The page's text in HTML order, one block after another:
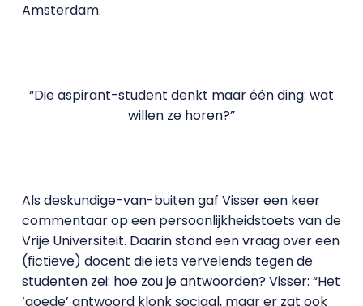
Amsterdam.
“Die aspirant-student denkt maar één ding: wat
willen ze horen?”
Als deskundige-van-buiten gaf Visser een keer
commentaar op een persoonlijkheidstoets van de
Vrije Universiteit. Daarin stond een vraag over een
(fictieve) docent die iets vervelends tegen de
studenten zei: hoe zou je antwoorden? Visser: “Het
‘goede’ antwoord klonk sociaal, maar er zat ook